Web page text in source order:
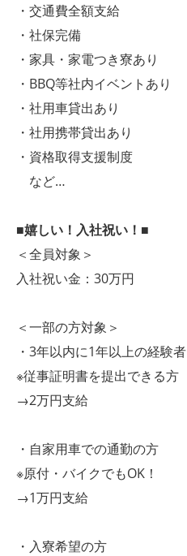
・交通費全額支給
・社保完備
・家具・家電つき寮あり
・BBQ等社内イベントあり
・社用車貸出あり
・社用携帯貸出あり
・資格取得支援制度
など…
■嬉しい！入社祝い！■
＜全員対象＞
入社祝い金：30万円
＜一部の方対象＞
・3年以内に1年以上の経験者
※従事証明書を提出できる方
→2万円支給
・自家用車での通勤の方
※原付・バイクでもOK！
→1万円支給
・入寮希望の方